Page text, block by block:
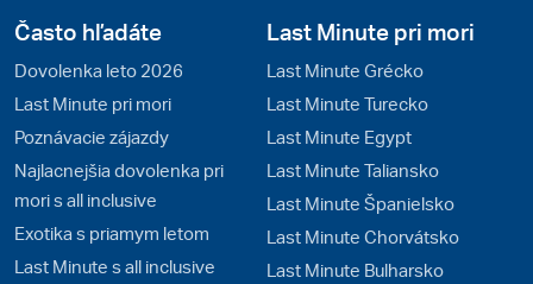
Často hľadáte
Dovolenka leto 2026
Last Minute pri mori
Poznávacie zájazdy
Najlacnejšia dovolenka pri
mori s all inclusive
Exotika s priamym letom
Last Minute s all inclusive
Last Minute pri mori
Last Minute Grécko
Last Minute Turecko
Last Minute Egypt
Last Minute Taliansko
Last Minute Španielsko
Last Minute Chorvátsko
Last Minute Bulharsko